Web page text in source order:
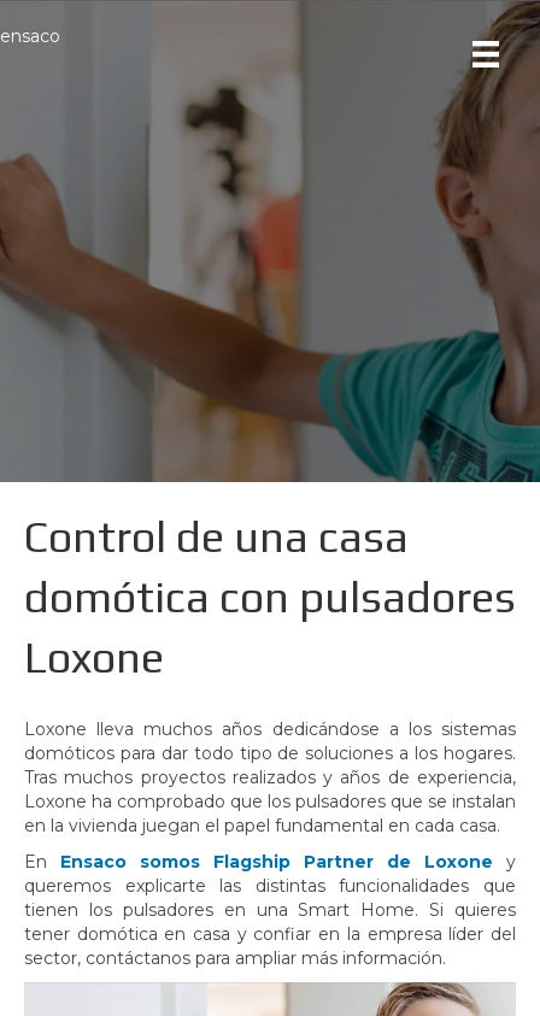
ensaco
Control de una casa
domótica con pulsadores
Loxone
Loxone lleva muchos años dedicándose a los sistemas
domóticos para dar todo tipo de soluciones a los hogares.
Tras muchos proyectos realizados y años de experiencia,
Loxone ha comprobado que los pulsadores que se instalan
en la vivienda juegan el papel fundamental en cada casa.
En Ensaco somos Flagship Partner de Loxone
y
queremos explicarte las distintas funcionalidades que
tienen los pulsadores en una Smart Home. Si quieres
tener domótica en casa y confiar en la empresa líder del
sector, contáctanos para ampliar más información.